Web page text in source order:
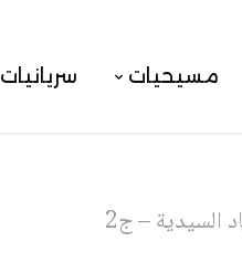
مسيحيات سريانيات
السيدية – ج2